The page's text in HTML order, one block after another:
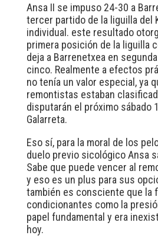
Ansa II se impuso 24-30 a
tercer partido de la liguilla del
individual. este resultado
primera posición de la liguilla
deja a Barrenetxea en
cinco. Realmente a efectos
no tenía un valor especial, ya
remontistas estaban
disputarán el próximo sábado
Galarreta.
Eso sí, para la moral de los
duelo previo sicológico Ansa
Sabe que puede vencer al
y eso es un plus para sus
también es consciente que la
condicionantes como la
papel fundamental y era
hoy.